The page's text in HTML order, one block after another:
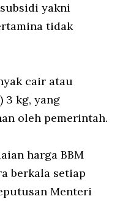
yakni
tidak
cair atau
3 kg, yang
oleh pemerintah.
harga BBM
berkala setiap
Menteri